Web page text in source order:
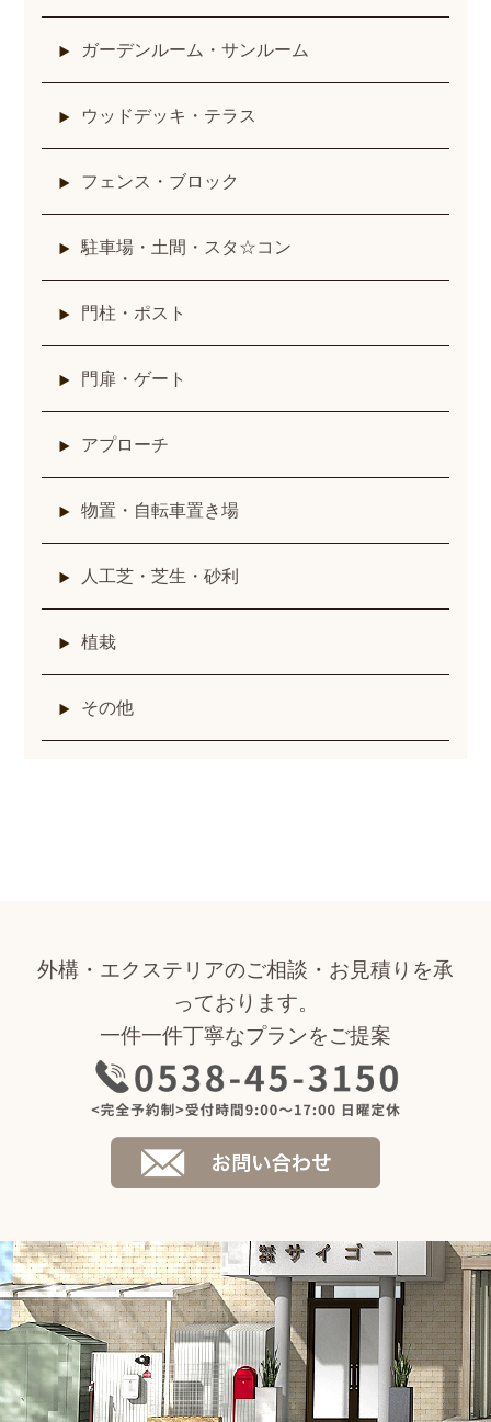
ガーデンルーム・サンルーム
ウッドデッキ・テラス
フェンス・ブロック
駐車場・土間・スタ☆コン
門柱・ポスト
門扉・ゲート
アプローチ
物置・自転車置き場
人工芝・芝生・砂利
植栽
その他
外構・エクステリアのご相談・お見積りを承
っております。
一件一件丁寧なプランをご提案